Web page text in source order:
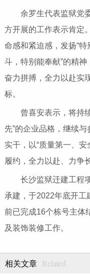
余罗生代表监狱党
方开展的工作表示肯定
命感和紧迫感，发扬“
斗，特别能奉献”的精神
奋力拼搏，全力以赴实
标。
曾喜安表示，将持
先”的企业品格，继续
实干，以“质量第一、
履约，全力以赴、力争
长沙监狱迁建工程
承建，于2022年底开工
前已完成16个栋号主体
及装饰装修工作。
相关文章 Related